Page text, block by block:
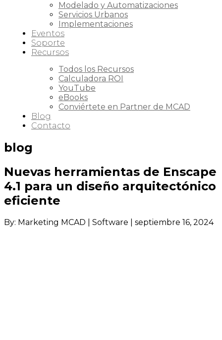
Modelado y Automatizaciones
Servicios Urbanos
Implementaciones
Eventos
Soporte
Recursos
Todos los Recursos
Calculadora ROI
YouTube
eBooks
Conviértete en Partner de MCAD
Blog
Contacto
blog
Nuevas herramientas de Enscape
4.1 para un diseño arquitectónico
eficiente
By: Marketing MCAD | Software | septiembre 16, 2024